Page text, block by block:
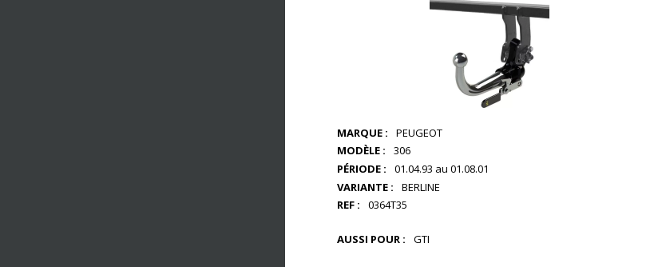
MARQUE :
PEUGEOT
MODÈLE :
306
PÉRIODE :
01.04.93 au 01.08.01
VARIANTE :
BERLINE
REF :
0364T35
AUSSI POUR : GTI